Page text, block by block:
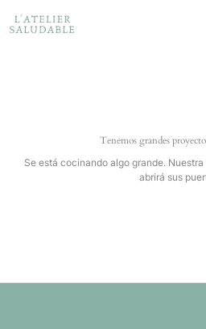
contenido
Tenemos grandes
Se está cocinando algo grande.
abrirá sus